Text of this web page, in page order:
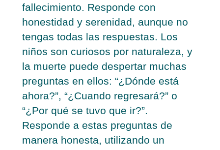
fallecimiento. Responde con
honestidad y serenidad, aunque no
tengas todas las respuestas. Los
niños son curiosos por naturaleza, y
la muerte puede despertar muchas
preguntas en ellos: “¿Dónde está
ahora?”, “¿Cuando regresará?” o
“¿Por qué se tuvo que ir?”.
Responde a estas preguntas de
manera honesta, utilizando un